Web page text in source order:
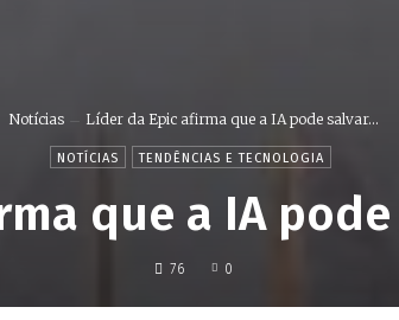
Notícias Líder da Epic afirma que a IA pode salvar...
NOTÍCIAS TENDÊNCIAS E TECNOLOGIA
que a IA
76 0